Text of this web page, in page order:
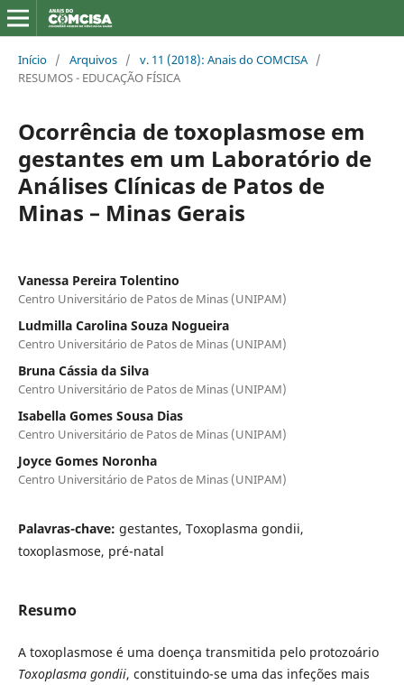
Início / Arquivos / v. 11 (2018): Anais do COMCISA /
RESUMOS - EDUCAÇÃO FÍSICA
Ocorrência de toxoplasmose em
gestantes em um Laboratório de
Análises Clínicas de Patos de
Minas – Minas Gerais
Vanessa Pereira Tolentino
Centro Universitário de Patos de Minas (UNIPAM)
Ludmilla Carolina Souza Nogueira
Centro Universitário de Patos de Minas (UNIPAM)
Bruna Cássia da Silva
Centro Universitário de Patos de Minas (UNIPAM)
Isabella Gomes Sousa Dias
Centro Universitário de Patos de Minas (UNIPAM)
Joyce Gomes Noronha
Centro Universitário de Patos de Minas (UNIPAM)
Palavras-chave: gestantes, Toxoplasma gondii,
toxoplasmose, pré-natal
Resumo
A toxoplasmose é uma doença transmitida pelo protozoário
Toxoplasma gondii, constituindo-se uma das infeções mais